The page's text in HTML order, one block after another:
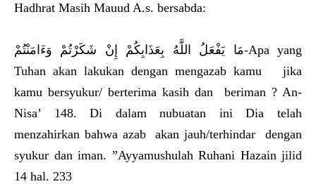
Hadhrat Masih Mauud A.s. bersabda:
مَا يَفْعَلُ اللَّهُ بِعَذَابِكُمْ إِنْ شَكَرْتُمْ وَءَامَنْتُمْ-Apa yang
Tuhan akan lakukan dengan mengazab kamu jika
kamu bersyukur/ berterima kasih dan beriman ? An-
Nisa’ 148. Di dalam nubuatan ini Dia telah
menzahirkan bahwa azab akan jauh/terhindar dengan
syukur dan iman. ”Ayyamushulah Ruhani Hazain jilid
14 hal. 233